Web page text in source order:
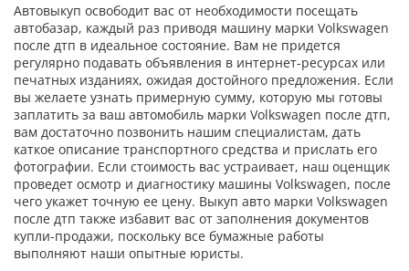
Автовыкуп освободит вас от необходимости посещать
автобазар, каждый раз приводя машину марки Volkswagen
после дтп в идеальное состояние. Вам не придется
регулярно подавать объявления в интернет-ресурсах или
печатных изданиях, ожидая достойного предложения. Если
вы желаете узнать примерную сумму, которую мы готовы
заплатить за ваш автомобиль марки Volkswagen после дтп,
вам достаточно позвонить нашим специалистам, дать
каткое описание транспортного средства и прислать его
фотографии. Если стоимость вас устраивает, наш оценщик
проведет осмотр и диагностику машины Volkswagen, после
чего укажет точную ее цену. Выкуп авто марки Volkswagen
после дтп также избавит вас от заполнения документов
купли-продажи, поскольку все бумажные работы
выполняют наши опытные юристы.